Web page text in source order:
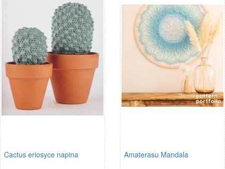
Cactus eriosyce napina Amaterasu Mandala